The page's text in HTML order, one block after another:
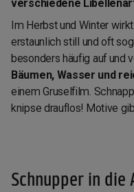
verschiedene
Im Herbst und Winter
erstaunlich still und oft
besonders häufig auf und
Bäumen, Wasser und
einem Gruselfilm.
knipse drauflos! Motive
Schnupper in die